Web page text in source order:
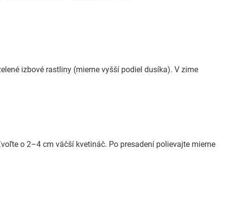
izbové rastliny (mierne vyšší podiel dusíka). V zime
o 2–4 cm väčší kvetináč. Po presadení polievajte mierne